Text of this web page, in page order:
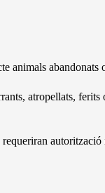
animals
atropellats,
requeriran